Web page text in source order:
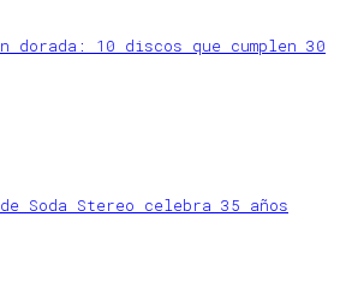
dorada: 10 discos que cumplen 30
Soda Stereo celebra 35 años